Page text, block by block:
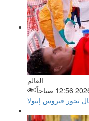
العالم
0
تحور فيروس إيبولا